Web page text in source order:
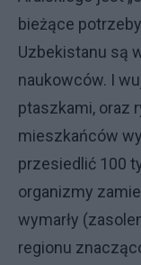
bieżące
Uzbekistanu są
naukowców. I
ptaszkami, oraz
mieszkańców
przesiedlić 100
organizmy
wymarły
regionu